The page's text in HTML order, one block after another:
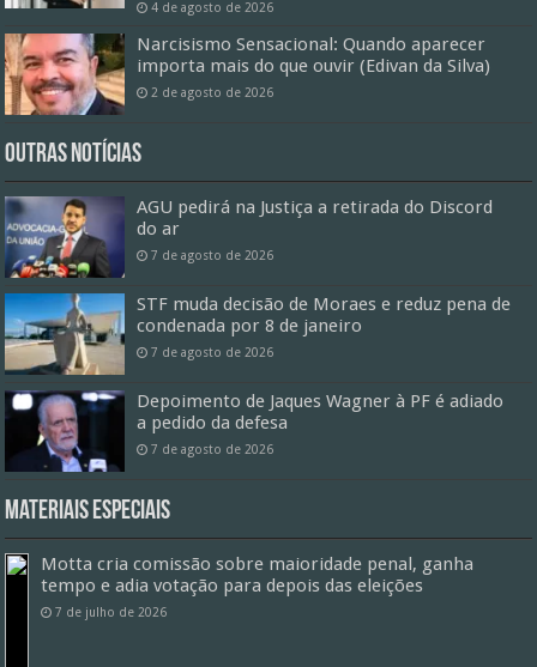
4 de agosto de 2026
Narcisismo Sensacional: Quando aparecer
importa mais do que ouvir (Edivan da Silva)
2 de agosto de 2026
Outras Notícias
AGU pedirá na Justiça a retirada do Discord
do ar
7 de agosto de 2026
STF muda decisão de Moraes e reduz pena de
condenada por 8 de janeiro
7 de agosto de 2026
Depoimento de Jaques Wagner à PF é adiado
a pedido da defesa
7 de agosto de 2026
Materiais especiais
Motta cria comissão sobre maioridade penal, ganha
tempo e adia votação para depois das eleições
7 de julho de 2026